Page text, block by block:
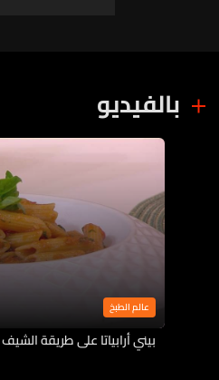
بالفيديو
عالم الطبخ
بيني أرابياتا على طريقة